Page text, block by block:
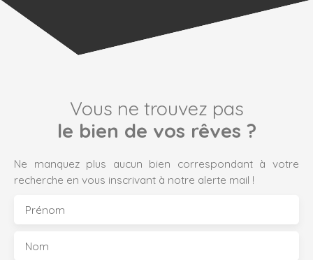
Vous ne trouvez pas
le bien de vos rêves ?
Ne manquez plus aucun bien correspondant à votre
recherche en vous inscrivant à notre alerte mail !
Prénom
Nom